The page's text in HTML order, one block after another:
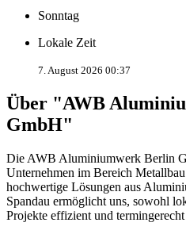
Sonntag
Lokale Zeit
7. August 2026 00:37
Über "AWB
GmbH"
Die AWB Aluminiumwerk Berlin
Unternehmen im Bereich
hochwertige Lösungen aus
Spandau ermöglicht uns, sowohl
Projekte effizient und